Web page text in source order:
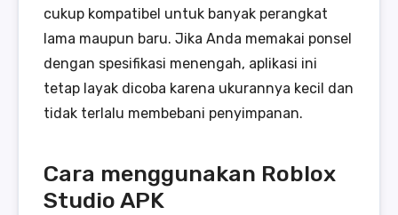
cukup kompatibel untuk banyak perangkat
lama maupun baru. Jika Anda memakai ponsel
dengan spesifikasi menengah, aplikasi ini
tetap layak dicoba karena ukurannya kecil dan
tidak terlalu membebani penyimpanan.
Cara menggunakan Roblox
Studio APK